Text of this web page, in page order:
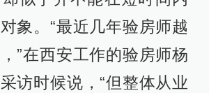
象。“最近几年验房师越
”在西安工作的验房师杨
访时候说，“但整体从业